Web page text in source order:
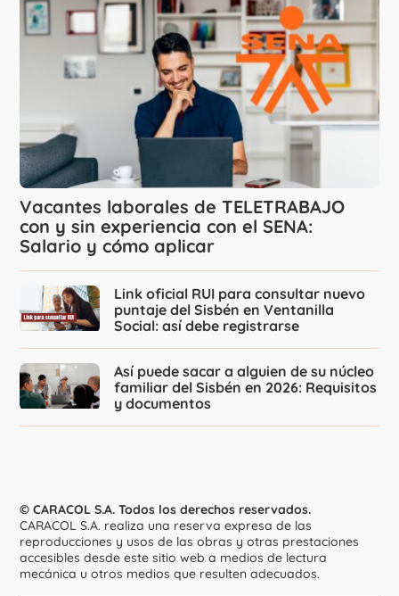
Vacantes laborales de TELETRABAJO
con y sin experiencia con el SENA:
Salario y cómo aplicar
Link oficial RUI para consultar nuevo
puntaje del Sisbén en Ventanilla
Social: así debe registrarse
Así puede sacar a alguien de su núcleo
familiar del Sisbén en 2026: Requisitos
y documentos
© CARACOL S.A. Todos los derechos reservados.
CARACOL S.A. realiza una reserva expresa de las
reproducciones y usos de las obras y otras prestaciones
accesibles desde este sitio web a medios de lectura
mecánica u otros medios que resulten adecuados.